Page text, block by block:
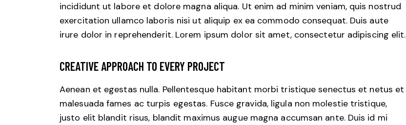
incididunt ut labore et dolore magna aliqua. Ut enim ad minim veniam, quis nostrud
exercitation ullamco laboris nisi ut aliquip ex ea commodo consequat. Duis aute
irure dolor in reprehenderit. Lorem ipsum dolor sit amet, consectetur adipiscing elit.
CREATIVE APPROACH TO EVERY PROJECT
Aenean et egestas nulla. Pellentesque habitant morbi tristique senectus et netus et
malesuada fames ac turpis egestas. Fusce gravida, ligula non molestie tristique,
justo elit blandit risus, blandit maximus augue magna accumsan ante. Duis id mi